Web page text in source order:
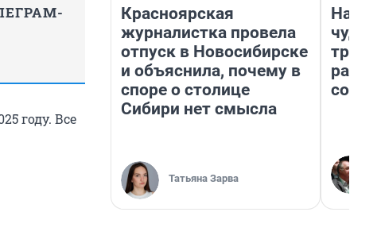
году. Все
Красноярская
журналистка провела
отпуск в Новосибирске
и объяснила, почему в
споре о столице
Сибири нет смысла
Татьяна Зарва